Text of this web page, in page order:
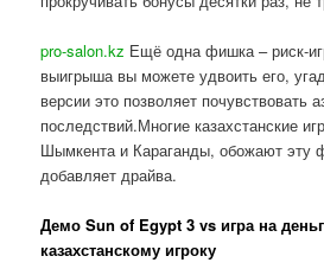
pro-salon.kz Ещё одна фишка – риск-
выигрыша вы можете удвоить его,
версии это позволяет почувствовать
последствий.Многие казахстанские
Шымкента и Караганды, обожают эту
добавляет драйва.
Демо Sun of Egypt 3 vs игра на
казахстанскому игроку